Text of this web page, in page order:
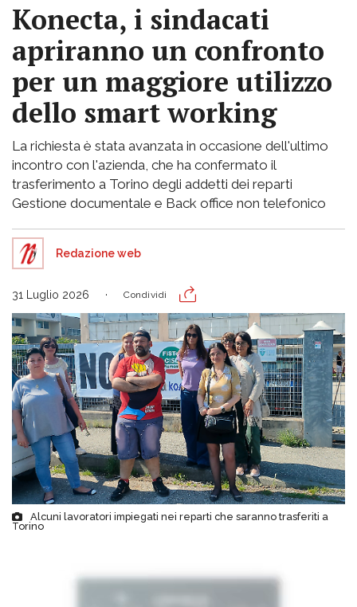
Konecta, i sindacati
apriranno un confronto
per un maggiore utilizzo
dello smart working
La richiesta è stata avanzata in occasione dell'ultimo
incontro con l'azienda, che ha confermato il
trasferimento a Torino degli addetti dei reparti
Gestione documentale e Back office non telefonico
Redazione web
31 Luglio 2026 Condividi
Alcuni lavoratori impiegati nei reparti che saranno trasferiti a
Torino